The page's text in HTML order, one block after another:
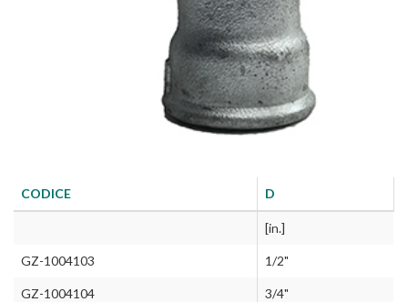
CODICE D
[in.]
GZ-1004103 1/2"
GZ-1004104 3/4"